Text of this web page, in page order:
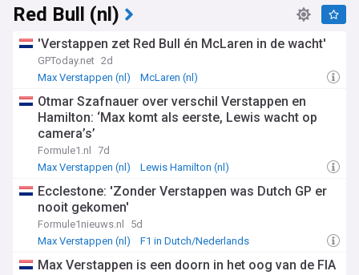
Red Bull (nl)
'Verstappen zet Red Bull én McLaren in de wacht'
GPToday.net 2d
Max Verstappen (nl)
McLaren (nl)
Otmar Szafnauer over verschil Verstappen en
Hamilton: ‘Max komt als eerste, Lewis wacht op
camera’s’
Formule1.nl
7d
Max Verstappen (nl)
Lewis Hamilton (nl)
Ecclestone: 'Zonder Verstappen was Dutch GP er
nooit gekomen'
Formule1nieuws.nl
5d
Max Verstappen (nl)
F1 in Dutch/Nederlands
Max Verstappen is een doorn in het oog van de FIA